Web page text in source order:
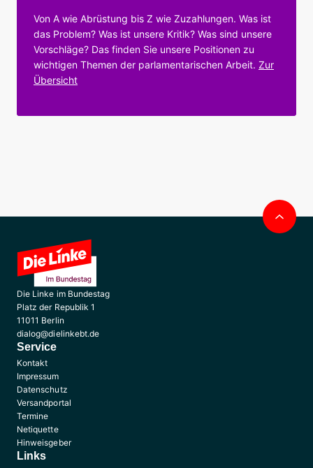
Von A wie Abrüstung bis Z wie Zuzahlungen. Was ist
das Problem? Was ist unsere Kritik? Was sind unsere
Vorschläge? Das finden Sie unsere Positionen zu
wichtigen Themen der parlamentarischen Arbeit. Zur
Übersicht
Die Linke im Bundestag
Platz der Republik 1
11011 Berlin
dialog@dielinkebt.de
Service
Kontakt
Impressum
Datenschutz
Versandportal
Termine
Netiquette
Hinweisgeber
Links